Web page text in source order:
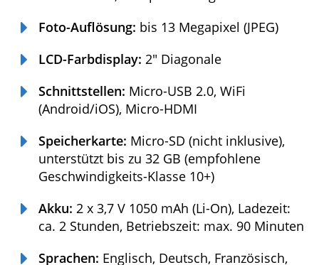
Foto-Auflösung: bis 13 Megapixel (JPEG)
LCD-Farbdisplay: 2″ Diagonale
Schnittstellen: Micro-USB 2.0, WiFi
(Android/iOS), Micro-HDMI
Speicherkarte: Micro-SD (nicht inklusive),
unterstützt bis zu 32 GB (empfohlene
Geschwindigkeits-Klasse 10+)
Akku: 2 x 3,7 V 1050 mAh (Li-On), Ladezeit:
ca. 2 Stunden, Betriebszeit: max. 90